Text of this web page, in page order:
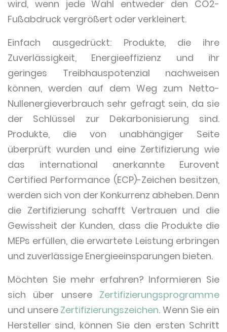
wird, wenn jede Wahl entweder den CO2-
Fußabdruck vergrößert oder verkleinert.
Einfach ausgedrückt: Produkte, die ihre
Zuverlässigkeit, Energieeffizienz und ihr
geringes Treibhauspotenzial nachweisen
können, werden auf dem Weg zum Netto-
Nullenergieverbrauch sehr gefragt sein, da sie
der Schlüssel zur Dekarbonisierung sind.
Produkte, die von unabhängiger Seite
überprüft wurden und eine Zertifizierung wie
das international anerkannte Eurovent
Certified Performance (ECP)-Zeichen besitzen,
werden sich von der Konkurrenz abheben. Denn
die Zertifizierung schafft Vertrauen und die
Gewissheit der Kunden, dass die Produkte die
MEPs erfüllen, die erwartete Leistung erbringen
und zuverlässige Energieeinsparungen bieten.
Möchten Sie mehr erfahren? Informieren Sie
sich über unsere Zertifizierungsprogramme
und unsere Zertifizierungszeichen. Wenn Sie ein
Hersteller sind, können Sie den ersten Schritt